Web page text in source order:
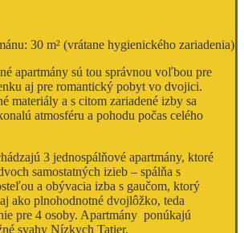
30 m² (vrátane hygienického zariadenia)
apartmány sú tou správnou voľbou pre
aj pre romantický pobyt vo dvojici.
materiály a s citom zariadené izby sa
atmosféru a pohodu počas celého
3 jednospálňové apartmány, ktoré
samostatných izieb – spálňa s
a obývacia izba s gaučom, ktorý
ako plnohodnotné dvojlôžko, teda
pre 4 osoby. Apartmány ponúkajú
svahy Nízkych Tatier.